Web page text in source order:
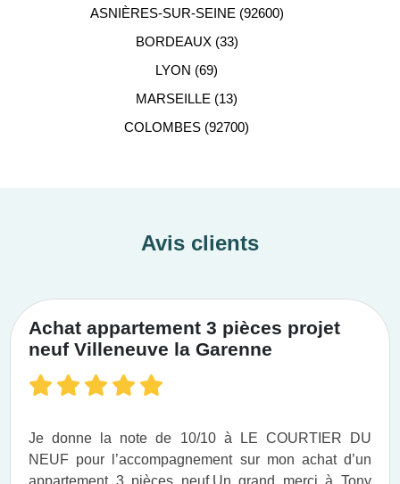
ASNIÈRES-SUR-SEINE (92600)
BORDEAUX (33)
LYON (69)
MARSEILLE (13)
COLOMBES (92700)
Avis clients
Achat appartement 3 pièces projet
neuf Villeneuve la Garenne
Je donne la note de 10/10 à LE COURTIER DU
NEUF pour l’accompagnement sur mon achat d’un
appartement 3 pièces neuf.​ Un grand merci à Tony